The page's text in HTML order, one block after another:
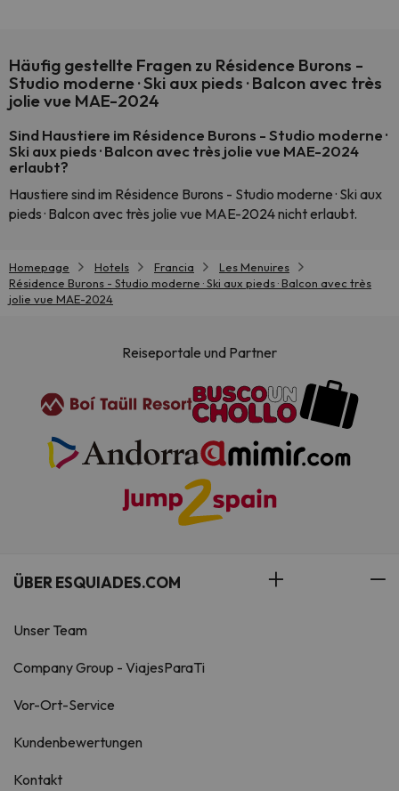
Häufig gestellte Fragen zu Résidence Burons -
Studio moderne · Ski aux pieds · Balcon avec très
jolie vue MAE-2024
Sind Haustiere im Résidence Burons - Studio moderne ·
Ski aux pieds · Balcon avec très jolie vue MAE-2024
erlaubt?
Haustiere sind im Résidence Burons - Studio moderne · Ski aux
pieds · Balcon avec très jolie vue MAE-2024 nicht erlaubt.
Homepage Hotels Francia
Les Menuires
Résidence Burons - Studio moderne · Ski aux pieds · Balcon avec très
jolie vue MAE-2024
Reiseportale und Partner
ÜBER ESQUIADES.COM
Unser Team
Company Group - ViajesParaTi
Vor-Ort-Service
Kundenbewertungen
Kontakt